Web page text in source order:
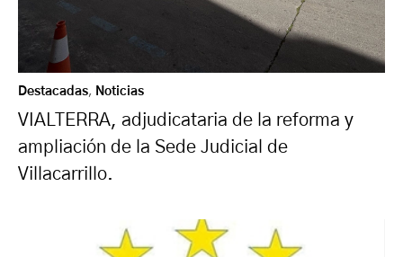
Destacadas, Noticias
VIALTERRA, adjudicataria de la reforma y
ampliación de la Sede Judicial de
Villacarrillo.